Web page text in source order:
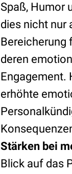
Spaß, Humor
dies nicht nur
Bereicherung
deren
Engagement.
erhöhte
Stärken bei
Blick auf das